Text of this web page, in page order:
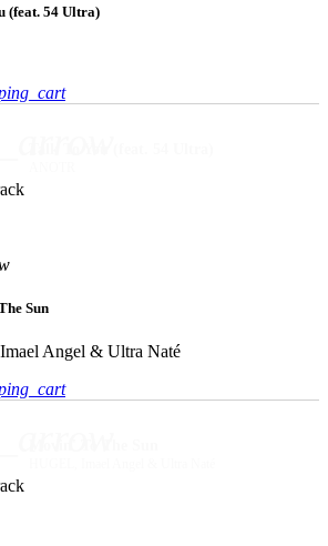
(feat. 54 Ultra)
Sun
Angel & Ultra Naté